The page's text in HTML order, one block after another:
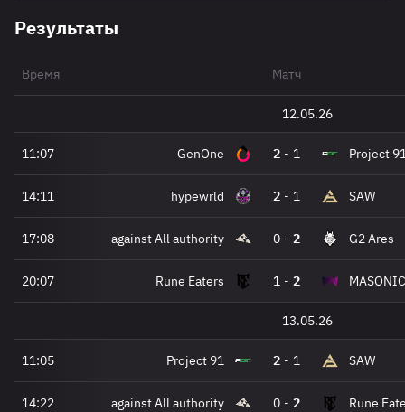
Результаты
Время Матч
12.05.26
11:07 GenOne 2 - 1 Project
14:11 hypewrld 2 - 1 SAW
17:08 against All authority 0 - 2 G2 Ares
20:07 Rune Eaters 1 - 2 MASONIC
13.05.26
11:05 Project 91 2 - 1 SAW
14:22 against All authority 0 - 2 Rune